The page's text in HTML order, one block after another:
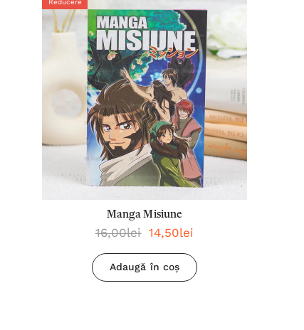
Reducere
Manga Misiune
16,00lei 14,50lei
Adaugă în coș